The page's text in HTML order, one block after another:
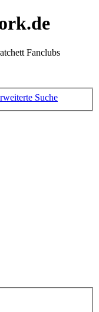
Fanclubs
Suche